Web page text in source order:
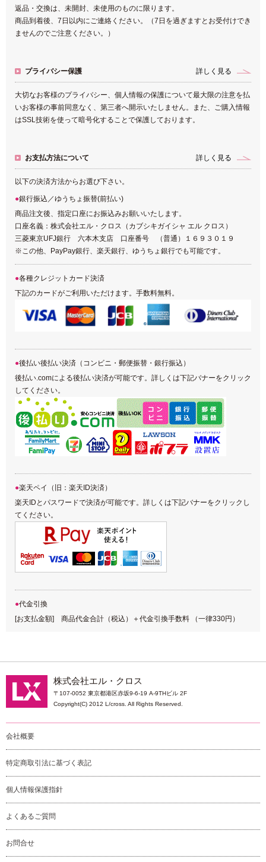
返品・交換は、未開封、未使用のものに限ります。
商品到着後、7日以内にご連絡ください。（7日を過ぎますとお受付けでき
ませんのでご注意ください。）
プライバシー保護 詳しく見る
大切なお客様のプライバシー、個人情報の保護について最大限の注意を払
いお客様の事前同意なく、第三者へ開示いたしません。また、ご購入情報
はSSL技術を使って暗号化することで保護しております。
お支払方法について 詳しく見る
以下の決済方法からお選び下さい。
銀行振込／ゆうちょ振替(前払い)
商品注文後、指定口座にお振込みお願いいたします。
口座名義：株式会社エル・クロス（カブシキガイシャ エル クロス）
三菱東京UFJ銀行 六本木支店 口座番号 （普通）１６９３０１９
※この他、PayPay銀行、楽天銀行、ゆうちょ銀行でも可能です。
各種クレジットカード決済
下記のカードがご利用いただけます。手数料無料。
後払い後払い決済（コンビニ・郵便振替・銀行振込）
後払い.comによる後払い決済が可能です。詳しくは下記バナーをクリック
してください。
楽天ペイ（旧：楽天ID決済）
楽天IDとパスワードで決済が可能です。詳しくは下記バナーをクリックし
てください。
代金引換
[お支払金額] 商品代金合計（税込）＋代金引換手数料 （一律330円）
株式会社エル・クロス
〒107-0052 東京都港区赤坂9-6-19 A-9THビル 2F
Copyright(C) 2012 L/cross. All Rights Reserved.
会社概要
特定商取引法に基づく表記
個人情報保護指針
よくあるご質問
お問合せ